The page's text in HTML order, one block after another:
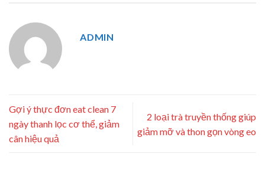
ADMIN
Gợi ý thực đơn eat clean 7
ngày thanh lọc cơ thể, giảm
cân hiệu quả
2 loại trà truyền thống giúp
giảm mỡ và thon gọn vòng eo